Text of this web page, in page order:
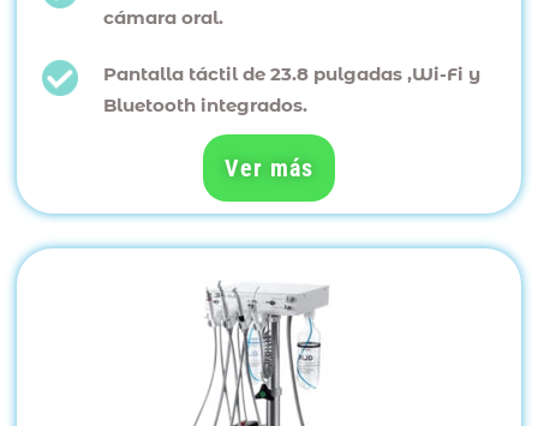
cámara oral.
Pantalla táctil de 23.8 pulgadas ,Wi-Fi y
Bluetooth integrados.
Ver más